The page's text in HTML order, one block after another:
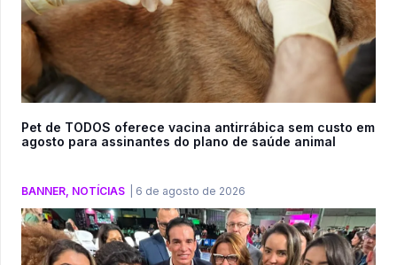
Pet de TODOS oferece vacina antirrábica sem custo em
agosto para assinantes do plano de saúde animal
BANNER NOTÍCIAS 6 de agosto de 2026